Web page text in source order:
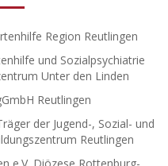
Region Reutlingen
und Sozialpsychiatrie
Unter den Linden
Reutlingen
der Jugend-, Sozial- und
Reutlingen